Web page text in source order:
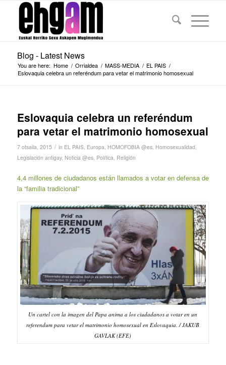
Blog - Latest News
You are here: Home / Orrialdea / MASS-MEDIA / EL PAIS /
Eslovaquia celebra un referéndum para vetar el matrimonio homosexual
Eslovaquia celebra un referéndum
para vetar el matrimonio homosexual
7 otsaila, 2015 / in EL PAIS, Europa, HOMOFOBIA @es, Homosexualidad,
Legislación antigay, Noticia @es, Política, Religión
4,4 millones de ciudadanos están llamados a votar en defensa de
la “familia tradicional”
Un cartel con la imagen del Papa anima a los ciudadanos a votar en un
referendum para vetar el matrimonio homosexual en Eslovaquia. / JAKUB
GAVLAK (EFE)